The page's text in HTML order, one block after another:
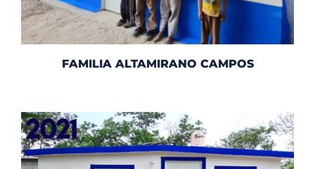
FAMILIA ALTAMIRANO CAMPOS